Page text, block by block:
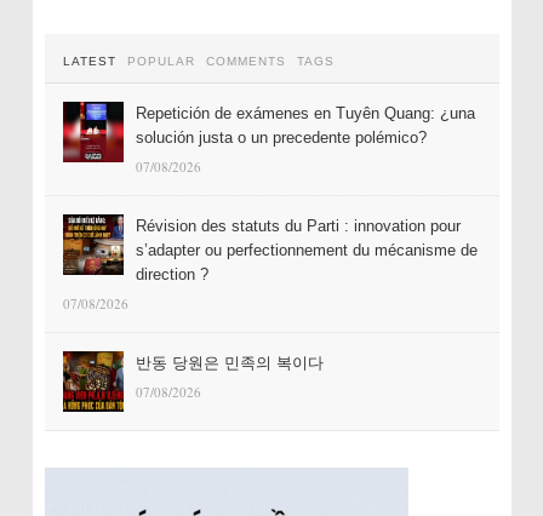
LATEST POPULAR COMMENTS TAGS
Repetición de exámenes en Tuyên Quang: ¿una
solución justa o un precedente polémico?
07/08/2026
Révision des statuts du Parti : innovation pour
s’adapter ou perfectionnement du mécanisme de
direction ?
07/08/2026
반동 당원은 민족의 복이다
07/08/2026